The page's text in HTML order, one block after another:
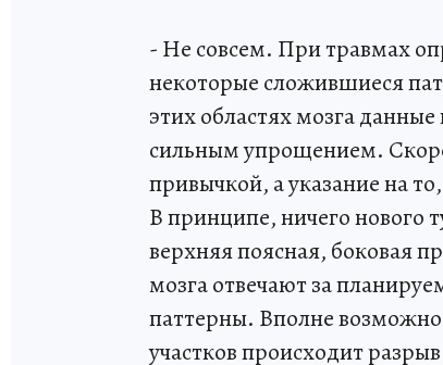
- Не совсем. При травмах
некоторые сложившиеся
этих областях мозга
сильным упрощением.
привычкой, а указание на
В принципе, ничего нового
верхняя поясная, боковая
мозга отвечают за
паттерны. Вполне возможно
участков происходит